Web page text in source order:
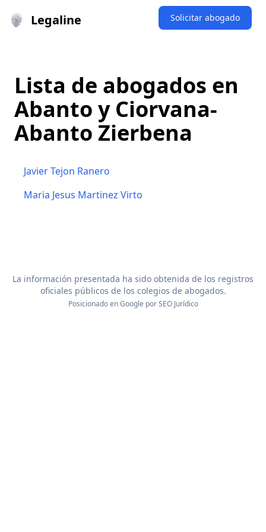
Legaline Solicitar abogado
Lista de abogados en
Abanto y Ciorvana-
Abanto Zierbena
Javier Tejon Ranero
Maria Jesus Martinez Virto
La información presentada ha sido obtenida de los registros
oficiales públicos de los colegios de abogados.
Posicionado en Google porSEO Jurídico